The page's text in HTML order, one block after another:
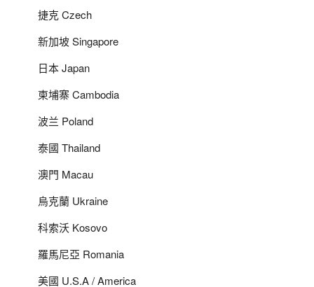
捷克 Czech
新加坡 Singapore
日本 Japan
柬埔寨 Cambodia
波兰 Poland
泰國 Thailand
澳門 Macau
烏克蘭 Ukraine
科索沃 Kosovo
羅馬尼亞 Romania
美國 U.S.A / America